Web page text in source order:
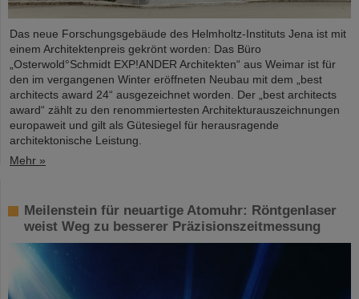
Das neue Forschungsgebäude des Helmholtz-Instituts Jena ist mit
einem Architektenpreis gekrönt worden: Das Büro
„Osterwold°Schmidt EXP!ANDER Architekten“ aus Weimar ist für
den im vergangenen Winter eröffneten Neubau mit dem „best
architects award 24“ ausgezeichnet worden. Der „best architects
award“ zählt zu den renommiertesten Architekturauszeichnungen
europaweit und gilt als Gütesiegel für herausragende
architektonische Leistung.
Mehr »
Meilenstein für neuartige Atomuhr: Röntgenlaser
weist Weg zu besserer Präzisionszeitmessung